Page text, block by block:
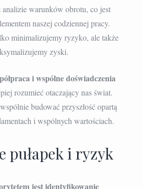
warunków obrotu, co jest
naszej codziennej pracy.
minimalizujemy ryzyko, ale także
zyski.
i wspólne doświadczenia
rozumieć otaczający nas świat.
budować przyszłość opartą
i wspólnych wartościach.
pułapek i ryzyk
jest identyfikowanie